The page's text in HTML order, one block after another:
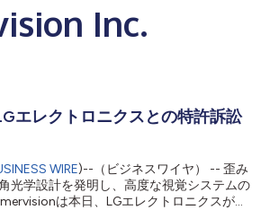
Inc.
エレクトロニクスとの特許訴訟
WIRE)--（ビジネスワイヤ） -- 歪み
光学設計を発明し、高度な視覚システムの
は本日、LGエレクトロニクスが行